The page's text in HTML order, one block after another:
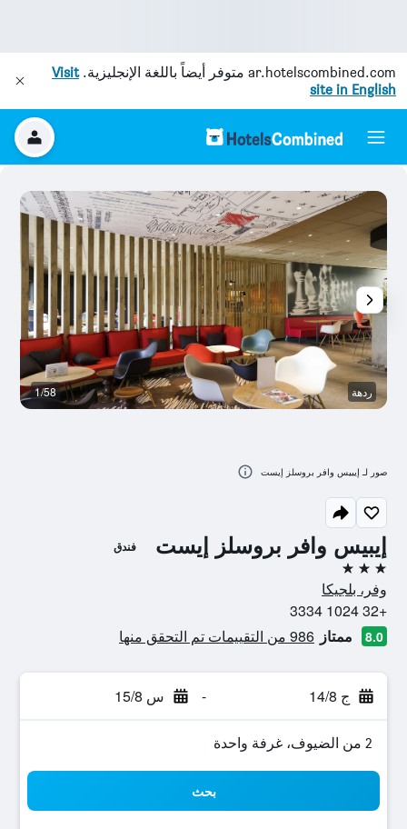
ar.hotelscombined.com متوفر أيضاً باللغة الإنجليزية.Visit
site in English
إيبيس وافر بروسلز إيست فندق
3 نجوم
وفر، بلجيكا
+32 1024 3334
8.0 ممتاز 986 من التقييمات تم التحقق منها
ج 14/8 - س 15/8
2 من الضيوف، غرفة واحدة
بحث
ردهة 1/58
صور لـ إيبيس وافر بروسلز إيست